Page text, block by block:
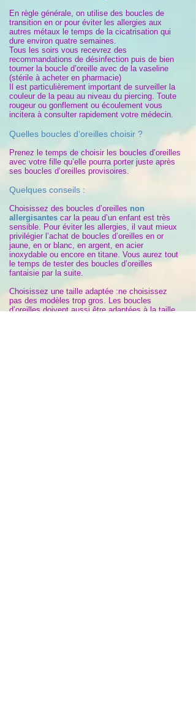
En règle générale, on utilise des boucles de
transition en or pour éviter les allergies aux
autres métaux le temps de la cicatrisation qui
dure environ quatre semaines.
Tous les soirs vous recevrez des
recommandations de désinfection puis de bien
tourner la boucle d’oreille avec de la vaseline
(stérile à acheter en pharmacie)
Il est particulièrement important de surveiller la
couleur de la peau au niveau du piercing. Toute
rougeur ou gonflement ou écoulement vous
incitera à consulter rapidement votre médecin.
Quelles boucles d’oreilles choisir ?
Prenez le temps de choisir les boucles d’oreilles
avec votre fille qu’elle pourra porter juste après
ses boucles d’oreilles provisoires.
Quelques conseils :
Choisissez des boucles d’oreilles non
allergisantes car la peau d’un enfant est très
sensible. Pour éviter les allergies, il vaut mieux
privilégier l’achat de boucles d’oreilles en or
jaune, en or blanc, en argent, en acier
inoxydable ou encore en titane. Vous aurez tout
le temps de tester des boucles d’oreilles
fantaisie par la suite.
​Choisissez une taille adaptée :ne choisissez
pas des modèles trop gros. Les boucles
d’oreilles doivent aussi être adaptées à la taille